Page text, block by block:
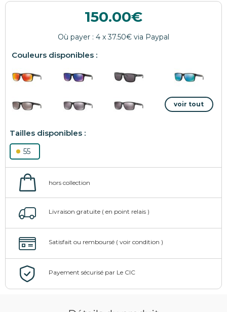
150.00
55